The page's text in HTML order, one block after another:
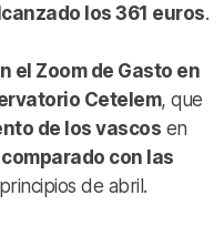
los 361 euros.
el Zoom de Gasto en
Cetelem, que
de los vascos en
con las
de abril.